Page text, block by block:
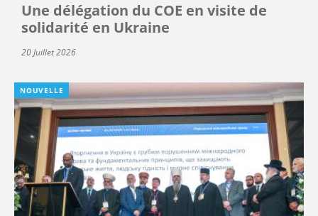
Une délégation du COE en visite de
solidarité en Ukraine
20 Juillet 2026
NOUVELLE